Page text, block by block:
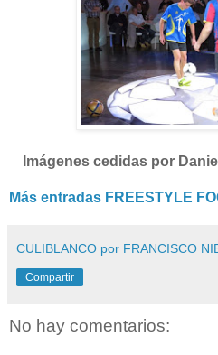
Imágenes cedidas por
Más entradas FREESTYLE
CULIBLANCO por FRANCISCO
Compartir
No hay comentarios: